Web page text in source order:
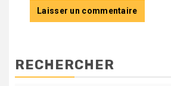
RECHERCHER